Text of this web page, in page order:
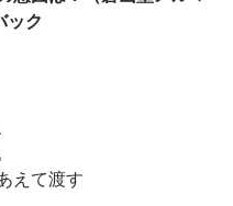
ック
えて渡す